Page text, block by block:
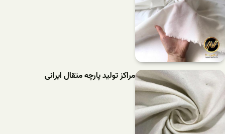
مراکز تولید پارچه متقال ایرانی